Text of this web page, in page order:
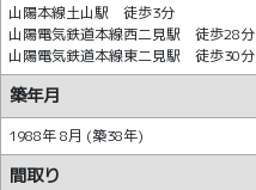
山陽本線土山駅 徒歩3分
山陽電気鉄道本線西二見駅 徒歩28分
山陽電気鉄道本線東二見駅 徒歩30分
築年月
1988年 8月 (築38年)
間取り